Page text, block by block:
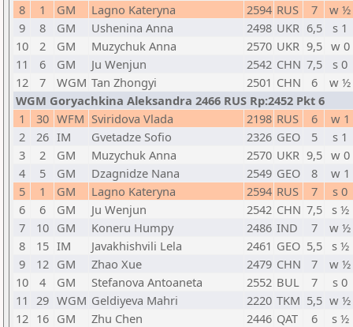
8 1 GM Lagno Kateryna 2594 RUS 7
w ½
9
8 GM Ushenina Anna 2498 UKR 6,5
s 1
10
2 GM Muzychuk Anna 2570 UKR 9,5 w 0
11
6 GM Ju Wenjun 2542 CHN 7,5
s 0
12
7 WGM Tan Zhongyi 2501 CHN 6
w ½
WGM Goryachkina Aleksandra 2466 RUS Rp:2452 Pkt 6
1
30 WFM Sviridova Vlada 2198 RUS 6
w 1
2
26 IM Gvetadze Sofio 2326 GEO 5
s 1
3
2 GM Muzychuk Anna 2570 UKR 9,5 w 0
4
5 GM Dzagnidze Nana 2549 GEO 8
w 1
5
1 GM Lagno Kateryna 2594 RUS 7
s 0
6
6 GM Ju Wenjun 2542 CHN 7,5
s ½
7
10 GM Koneru Humpy 2486 IND 7
w ½
8
15 IM Javakhishvili Lela 2461 GEO 5,5
s ½
9
12 GM Zhao Xue 2479 CHN 7
w ½
10
4 GM Stefanova Antoaneta 2552 BUL 7
s 0
11 29 WGM Geldiyeva Mahri 2220 TKM 5,5 w ½
12 16 GM Zhu Chen 2446 QAT 6
s ½